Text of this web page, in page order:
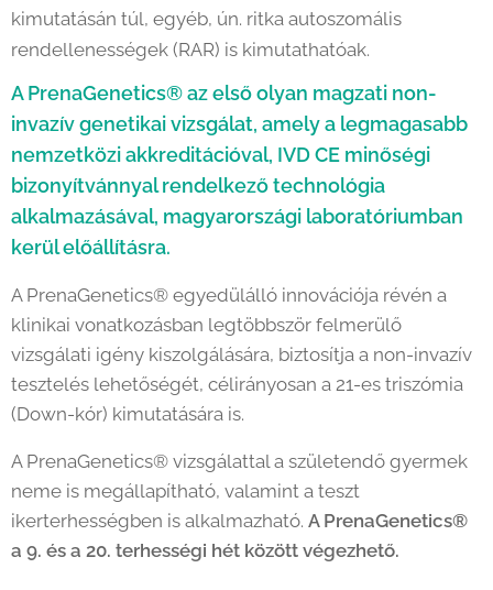
kimutatásán túl, egyéb, ún. ritka autoszomális
rendellenességek (RAR) is kimutathatóak.
A PrenaGenetics® az első olyan magzati non-
invazív genetikai vizsgálat, amely a legmagasabb
nemzetközi akkreditációval, IVD CE minőségi
bizonyítvánnyal rendelkező technológia
alkalmazásával, magyarországi laboratóriumban
kerül előállításra.
A PrenaGenetics® egyedülálló innovációja révén a
klinikai vonatkozásban legtöbbször felmerülő
vizsgálati igény kiszolgálására, biztosítja a non-invazív
tesztelés lehetőségét, célirányosan a 21-es triszómia
(Down-kór) kimutatására is.
A PrenaGenetics® vizsgálattal a születendő gyermek
neme is megállapítható, valamint a teszt
ikerterhességben is alkalmazható. A PrenaGenetics®
a 9. és a 20. terhességi hét között végezhető.